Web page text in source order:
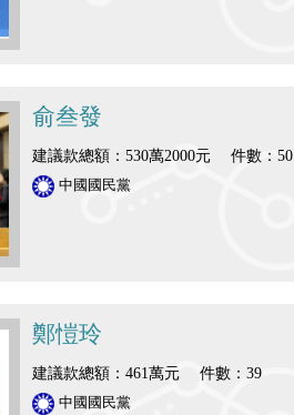
俞叁發
建議款總額：530萬2000元 件數：50
中國國民黨
鄭愷玲
建議款總額：461萬元 件數：39
中國國民黨